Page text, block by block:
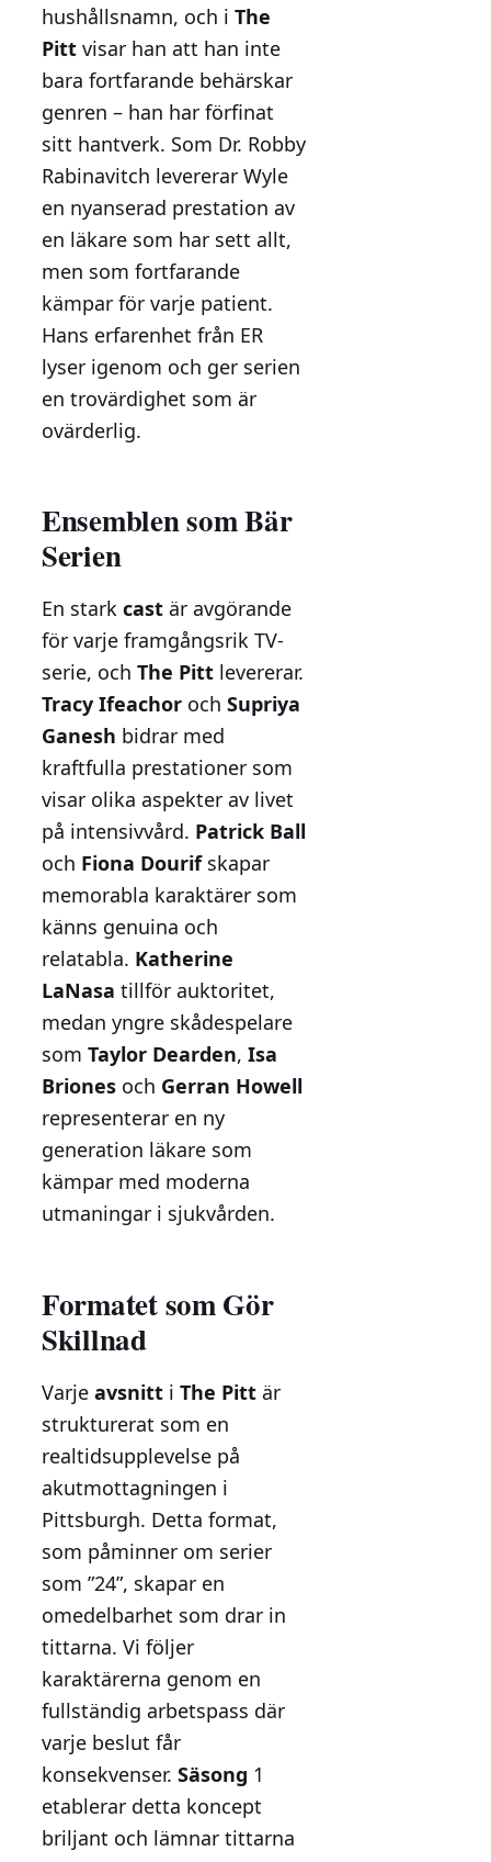
hushållsnamn, och i The
Pitt visar han att han inte
bara fortfarande behärskar
genren – han har förfinat
sitt hantverk. Som Dr. Robby
Rabinavitch levererar Wyle
en nyanserad prestation av
en läkare som har sett allt,
men som fortfarande
kämpar för varje patient.
Hans erfarenhet från ER
lyser igenom och ger serien
en trovärdighet som är
ovärderlig.
Ensemblen som Bär
Serien
En stark cast är avgörande
för varje framgångsrik TV-
serie, och The Pitt levererar.
Tracy Ifeachor och Supriya
Ganesh bidrar med
kraftfulla prestationer som
visar olika aspekter av livet
på intensivvård. Patrick Ball
och Fiona Dourifskapar
memorabla karaktärer som
känns genuina och
relatabla. Katherine
LaNasa tillför auktoritet,
medan yngre skådespelare
som Taylor Dearden, Isa
Briones och Gerran Howell
representerar en ny
generation läkare som
kämpar med moderna
utmaningar i sjukvården.
Formatet som Gör
Skillnad
Varje avsnitt i The Pitt är
strukturerat som en
realtidsupplevelse på
akutmottagningen i
Pittsburgh. Detta format,
som påminner om serier
som ”24”, skapar en
omedelbarhet som drar in
tittarna. Vi följer
karaktärerna genom en
fullständig arbetspass där
varje beslut får
konsekvenser. Säsong 1
etablerar detta koncept
briljant och lämnar tittarna